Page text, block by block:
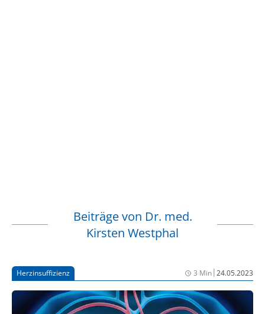
Beiträge von Dr. med.
Kirsten Westphal
Herzinsuffizienz 3 Min|24.05.2023